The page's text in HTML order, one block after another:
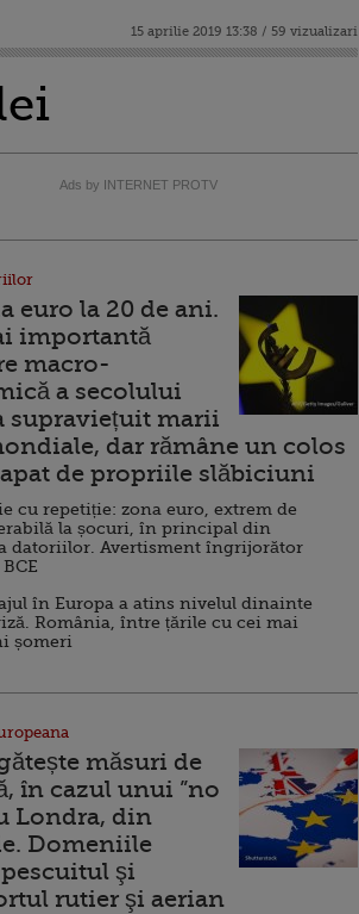
15 aprilie 2019 13:38 / 59 vizualizari
Ads by INTERNET PROTV
euro la 20 de ani.
importantă
macro-
a secolului
supraviețuit marii
dar rămâne un colos
de propriile slăbiciuni
cu repetiție: zona euro, extrem de
la șocuri, în principal din
datoriilor. Avertisment îngrijorător
în Europa a atins nivelul dinainte
România, între țările cu cei mai
șomeri
măsuri de
în cazul unui ”no
Londra, din
Domeniile
şi
rutier şi aerian